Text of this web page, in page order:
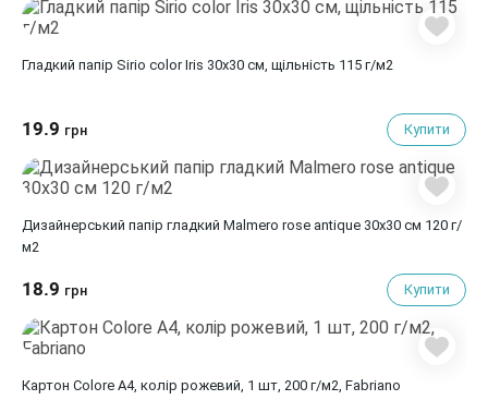
Гладкий папір Sirio color Iris 30х30 см, щільність 115 г/м2
19.9 грн Купити
Дизайнерський папір гладкий Malmero rose antique 30х30 см 120 г/
м2
18.9 грн Купити
Картон Colore A4, колір рожевий, 1 шт, 200 г/м2, Fabriano